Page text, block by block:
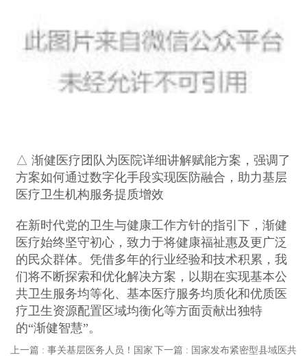
△ 渐健医疗团队为医院详细讲解赋能方案，强调了
方案如何通过数字化手段实现医防融合，助力基层
医疗卫生机构服务提质增效
在新时代党的卫生与健康工作方针的指引下，渐健
医疗始终坚守初心，致力于将健康福祉惠及更广泛
的民众群体。凭借多年的行业经验和技术积累，我
们将不断探索和优化解决方案，以期在实现基本公
共卫生服务均等化、基本医疗服务均质化和优质医
疗卫生资源配置区域均衡化等方面贡献出独特
的“渐健智慧”。
上一篇 : 事关基层医务人员！国家 下一篇 : 国家发布紧密型县域医共